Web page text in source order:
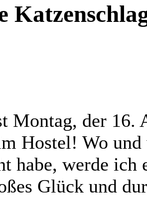
Montag, der
Hostel! Wo und
habe, werde
Glück und